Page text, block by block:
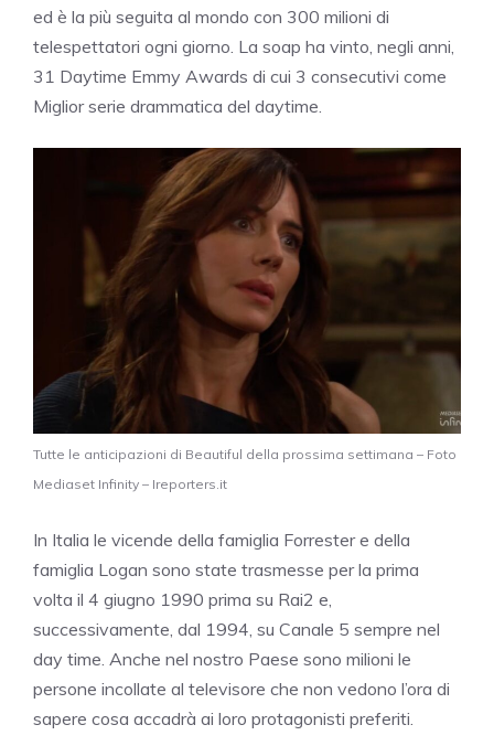
ed è la più seguita al mondo con 300 milioni di
telespettatori ogni giorno. La soap ha vinto, negli anni,
31 Daytime Emmy Awards di cui 3 consecutivi come
Miglior serie drammatica del daytime.
Tutte le anticipazioni di Beautiful della prossima settimana – Foto
Mediaset Infinity – Ireporters.it
In Italia le vicende della famiglia Forrester e della
famiglia Logan sono state trasmesse per la prima
volta il 4 giugno 1990 prima su Rai2 e,
successivamente, dal 1994, su Canale 5 sempre nel
day time. Anche nel nostro Paese sono milioni le
persone incollate al televisore che non vedono l’ora di
sapere cosa accadrà ai loro protagonisti preferiti.